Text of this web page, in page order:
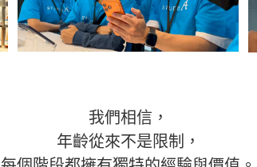
我們相信，
年齡從來不是限制，